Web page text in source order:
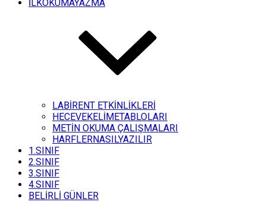
İLKOKUMAYAZMA
LABİRENT ETKİNLİKLERİ
HECEVEKELİMETABLOLARI
METİN OKUMA ÇALIŞMALARI
HARFLERNASILYAZILIR
1.SINIF
2.SINIF
3.SINIF
4.SINIF
BELİRLİ GÜNLER